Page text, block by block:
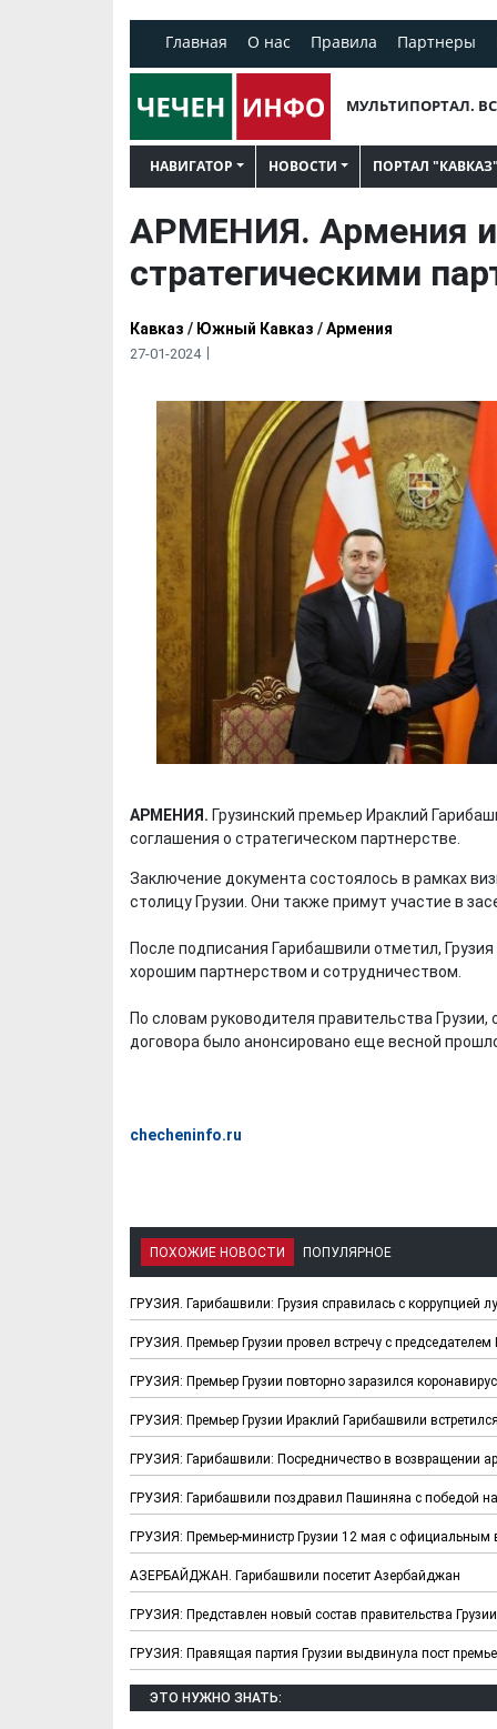
Главная О нас Правила Партнеры
МУЛЬТИПОРТАЛ.
НАВИГАТОР НОВОСТИ ПОРТАЛ "КАВКАЗ"
АРМЕНИЯ. Армения и
стратегическими
Кавказ / Южный Кавказ /Армения
27-01-2024
АРМЕНИЯ. Грузинский премьер Ираклий
соглашения о стратегическом партнерстве.
Заключение документа состоялось в рамках
столицу Грузии. Они также примут участие в
После подписания Гарибашвили отметил,
хорошим партнерством и сотрудничеством.
По словам руководителя правительства
договора было анонсировано еще весной
checheninfo.ru
ПОХОЖИЕ НОВОСТИ ПОПУЛЯРНОЕ
ГРУЗИЯ. Гарибашвили: Грузия справилась с коррупцией
ГРУЗИЯ. Премьер Грузии провел встречу с
ГРУЗИЯ: Премьер Грузии повторно заразился
ГРУЗИЯ: Премьер Грузии Ираклий Гарибашвили
ГРУЗИЯ: Гарибашвили: Посредничество в возвращении
ГРУЗИЯ: Гарибашвили поздравил Пашиняна с победой
ГРУЗИЯ: Премьер-министр Грузии 12 мая с официальным
АЗЕРБАЙДЖАН. Гарибашвили посетит Азербайджан
ГРУЗИЯ: Представлен новый состав правительства Грузии
ГРУЗИЯ: Правящая партия Грузии выдвинула пост
ЭТО НУЖНО ЗНАТЬ:
Х. Гапураев. Капкан
ЧЕЧНЯ. А.